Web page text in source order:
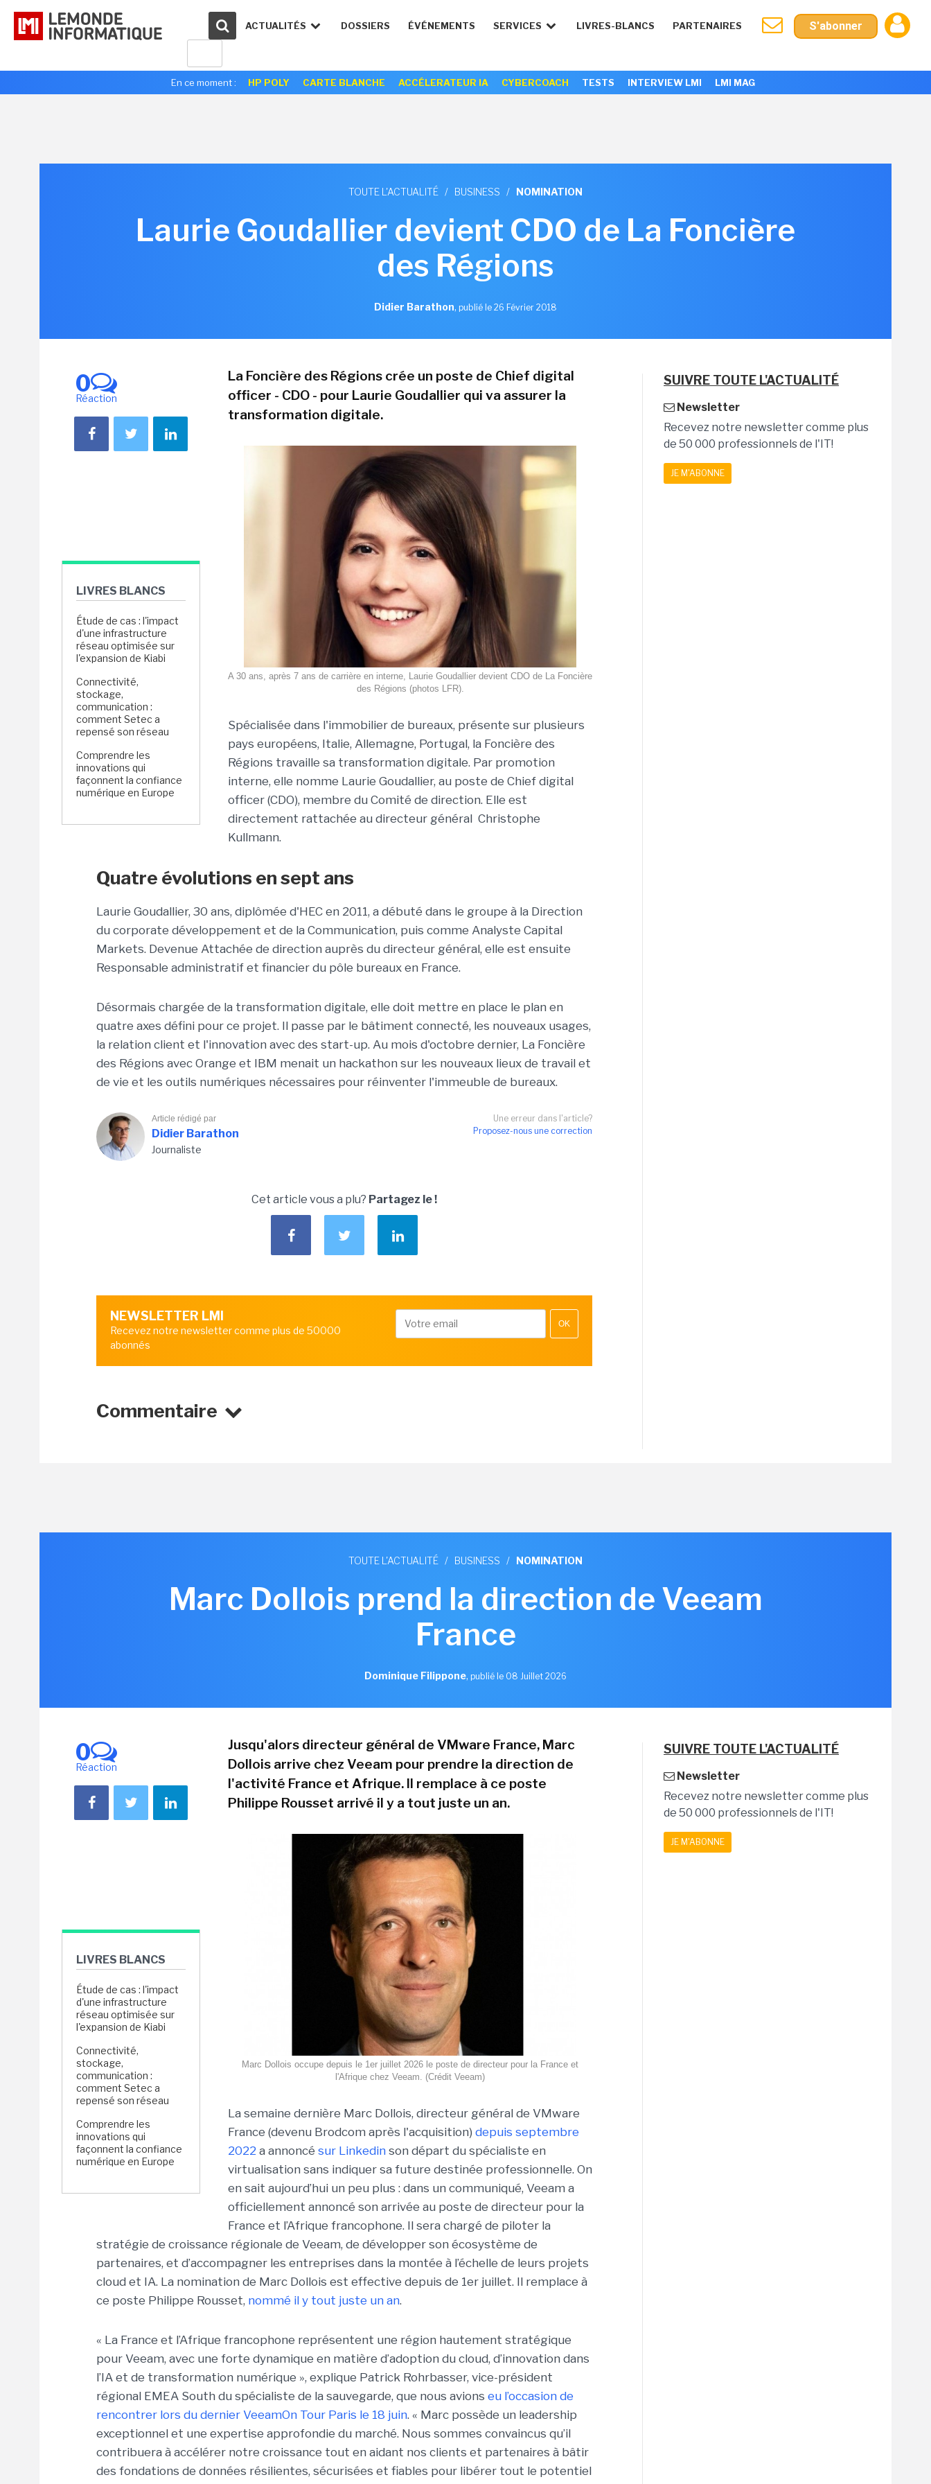
ACTUALITÉS DOSSIERS ÉVÉNEMENTS SERVICES LIVRES-BLANCS PARTENAIRES S'abonner
En ce moment : HP POLY CARTE BLANCHE ACCÉLERATEUR IA CYBERCOACH TESTS INTERVIEW LMI LMI MAG
TOUTE L'ACTUALITÉ / BUSINESS / NOMINATION
Laurie Goudallier devient CDO de La Foncière
des Régions
Didier Barathon, publié le 26 Février 2018
0
Réaction
LIVRES BLANCS
Étude de cas : l'impact
d'une infrastructure
réseau optimisée sur
l'expansion de Kiabi
Connectivité,
stockage,
communication :
comment Setec a
repensé son réseau
Comprendre les
innovations qui
façonnent la confiance
numérique en Europe
La Foncière des Régions crée un poste de Chief digital
officer - CDO - pour Laurie Goudallier qui va assurer la
transformation digitale.
A 30 ans, après 7 ans de carrière en interne, Laurie Goudallier devient CDO de La Foncière
des Régions (photos LFR).
Spécialisée dans l'immobilier de bureaux, présente sur plusieurs
pays européens, Italie, Allemagne, Portugal, la Foncière des
Régions travaille sa transformation digitale. Par promotion
interne, elle nomme Laurie Goudallier, au poste de Chief digital
officer (CDO), membre du Comité de direction. Elle est
directement rattachée au directeur général Christophe
Kullmann.
Quatre évolutions en sept ans
Laurie Goudallier, 30 ans, diplômée d'HEC en 2011, a débuté dans le groupe à la Direction
du corporate développement et de la Communication, puis comme Analyste Capital
Markets. Devenue Attachée de direction auprès du directeur général, elle est ensuite
Responsable administratif et financier du pôle bureaux en France.
Désormais chargée de la transformation digitale, elle doit mettre en place le plan en
quatre axes défini pour ce projet. Il passe par le bâtiment connecté, les nouveaux usages,
la relation client et l'innovation avec des start-up. Au mois d'octobre dernier, La Foncière
des Régions avec Orange et IBM menait un hackathon sur les nouveaux lieux de travail et
de vie et les outils numériques nécessaires pour réinventer l'immeuble de bureaux.
Une erreur dans l'article?
Proposez-nous une correction
Article rédigé par
Didier Barathon
Journaliste
Cet article vous a plu? Partagez le !
NEWSLETTER LMI
Recevez notre newsletter comme plus de 50000
abonnés
OK
Commentaire
SUIVRE TOUTE L'ACTUALITÉ
Newsletter
Recevez notre newsletter comme plus
de 50 000 professionnels de l'IT!
JE M'ABONNE
TOUTE L'ACTUALITÉ / BUSINESS / NOMINATION
Marc Dollois prend la direction de Veeam
France
Dominique Filippone, publié le 08 Juillet 2026
0
Réaction
LIVRES BLANCS
Étude de cas : l'impact
d'une infrastructure
réseau optimisée sur
l'expansion de Kiabi
Connectivité,
stockage,
communication :
comment Setec a
repensé son réseau
Comprendre les
innovations qui
façonnent la confiance
numérique en Europe
Jusqu'alors directeur général de VMware France, Marc
Dollois arrive chez Veeam pour prendre la direction de
l'activité France et Afrique. Il remplace à ce poste
Philippe Rousset arrivé il y a tout juste un an.
Marc Dollois occupe depuis le 1er juillet 2026 le poste de directeur pour la France et
l'Afrique chez Veeam. (Crédit Veeam)
La semaine dernière Marc Dollois, directeur général de VMware
France (devenu Brodcom après l'acquisition) depuis septembre
2022 a annoncé sur Linkedin son départ du spécialiste en
virtualisation sans indiquer sa future destinée professionnelle. On
en sait aujourd’hui un peu plus : dans un communiqué, Veeam a
officiellement annoncé son arrivée au poste de directeur pour la
France et l’Afrique francophone. Il sera chargé de piloter la
stratégie de croissance régionale de Veeam, de développer son écosystème de
partenaires, et d’accompagner les entreprises dans la montée à l’échelle de leurs projets
cloud et IA. La nomination de Marc Dollois est effective depuis de 1er juillet. Il remplace à
ce poste Philippe Rousset, nommé il y tout juste un an.
« La France et l’Afrique francophone représentent une région hautement stratégique
pour Veeam, avec une forte dynamique en matière d’adoption du cloud, d’innovation dans
l’IA et de transformation numérique », explique Patrick Rohrbasser, vice-président
régional EMEA South du spécialiste de la sauvegarde, que nous avions eu l’occasion de
rencontrer lors du dernier VeeamOn Tour Paris le 18 juin. « Marc possède un leadership
exceptionnel et une expertise approfondie du marché. Nous sommes convaincus qu’il
contribuera à accélérer notre croissance tout en aidant nos clients et partenaires à bâtir
des fondations de données résilientes, sécurisées et fiables pour libérer tout le potentiel
SUIVRE TOUTE L'ACTUALITÉ
Newsletter
Recevez notre newsletter comme plus
de 50 000 professionnels de l'IT!
JE M'ABONNE